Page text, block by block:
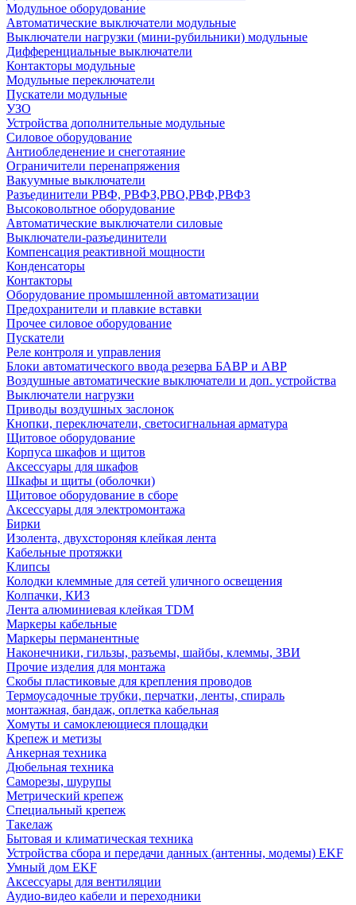
Модульное оборудование
Автоматические выключатели модульные
Выключатели нагрузки (мини-рубильники) модульные
Дифференциальные выключатели
Контакторы модульные
Модульные переключатели
Пускатели модульные
УЗО
Устройства дополнительные модульные
Силовое оборудование
Антиобледенение и снеготаяние
Ограничители перенапряжения
Вакуумные выключатели
Разъединители РВФ, РВФЗ,РВО,РВФ,РВФЗ
Высоковольтное оборудование
Автоматические выключатели cиловые
Выключатели-разъединители
Компенсация реактивной мощности
Конденсаторы
Контакторы
Оборудование промышленной автоматизации
Предохранители и плавкие вставки
Прочее силовое оборудование
Пускатели
Реле контроля и управления
Блоки автоматического ввода резерва БАВР и АВР
Воздушные автоматические выключатели и доп. устройства
Выключатели нагрузки
Приводы воздушных заслонок
Кнопки, переключатели, светосигнальная арматура
Щитовое оборудование
Корпуса шкафов и щитов
Аксессуары для шкафов
Шкафы и щиты (оболочки)
Щитовое оборудование в сборе
Аксессуары для электромонтажа
Бирки
Изолента, двухстороняя клейкая лента
Кабельные протяжки
Клипсы
Колодки клеммные для сетей уличного освещения
Колпачки, КИЗ
Лента алюминиевая клейкая TDM
Маркеры кабельные
Маркеры перманентные
Наконечники, гильзы, разъемы, шайбы, клеммы, ЗВИ
Прочие изделия для монтажа
Скобы пластиковые для крепления проводов
Термоусадочные трубки, перчатки, ленты, спираль
монтажная, бандаж, оплетка кабельная
Хомуты и самоклеющиеся площадки
Крепеж и метизы
Анкерная техника
Дюбельная техника
Саморезы, шурупы
Метрический крепеж
Специальный крепеж
Такелаж
Бытовая и климатическая техника
Устройства сбора и передачи данных (антенны, модемы) EKF
Умный дом EKF
Аксессуары для вентиляции
Аудио-видео кабели и переходники